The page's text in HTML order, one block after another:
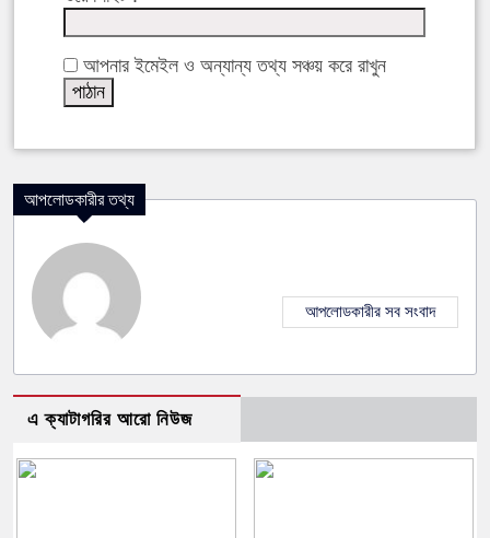
আপনার ইমেইল ও অন্যান্য তথ্য সঞ্চয় করে রাখুন
আপলোডকারীর তথ্য
আপলোডকারীর সব সংবাদ
এ ক্যাটাগরির আরো নিউজ